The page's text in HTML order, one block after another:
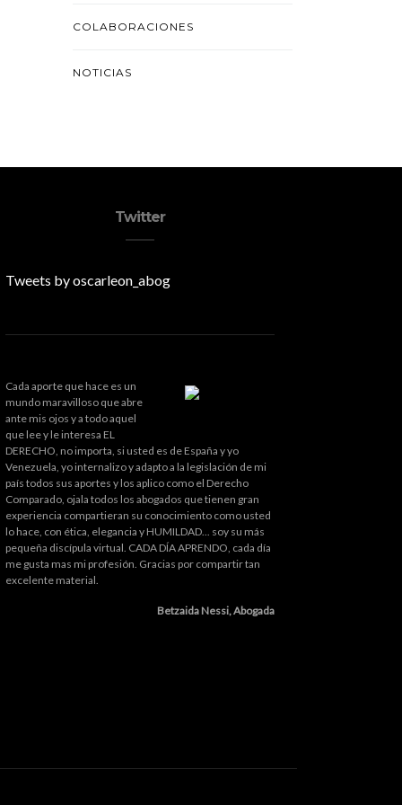
COLABORACIONES
NOTICIAS
Twitter
Tweets by oscarleon_abog
Cada aporte que hace es un
mundo maravilloso que abre
ante mis ojos y a todo aquel
que lee y le interesa EL
DERECHO, no importa, si usted es de España y yo
Venezuela, yo internalizo y adapto a la legislación de mi
país todos sus aportes y los aplico como el Derecho
Comparado, ojala todos los abogados que tienen gran
experiencia compartieran su conocimiento como usted
lo hace, con ética, elegancia y HUMILDAD... soy su más
pequeña discípula virtual. CADA DÍA APRENDO, cada día
me gusta mas mi profesión. Gracias por compartir tan
excelente material.
Betzaida Nessi, Abogada